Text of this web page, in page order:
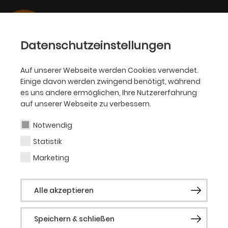
Datenschutzeinstellungen
Auf unserer Webseite werden Cookies verwendet.
Einige davon werden zwingend benötigt, während
es uns andere ermöglichen, Ihre Nutzererfahrung
auf unserer Webseite zu verbessern.
Notwendig
Statistik
Marketing
Alle akzeptieren
Speichern & schließen
OPER
Keiko Matsumoto
Sopran 1 / Opernchor
Die Sopranistin Keiko Matsumoto wurde in
Tokio geboren. Sie begann ihr Gesangs-
Studium an der Musashino-
Musikhochschule bei Prof. Taira und setzte